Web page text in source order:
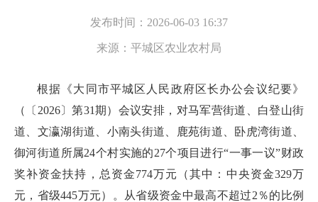
发布时间： 2026-06-03 16:37
来源： 平城区农业农村局
根据《大同市平城区人民政府区长办公会议纪要》
（〔2026〕第31期）会议安排，对马军营街道、白登山街
道、文瀛湖街道、小南头街道、鹿苑街道、卧虎湾街道、
御河街道所属24个村实施的27个项目进行“一事一议”财政
奖补资金扶持，总资金774万元（其中：中央资金329万
元，省级445万元）。从省级资金中最高不超过2％的比例